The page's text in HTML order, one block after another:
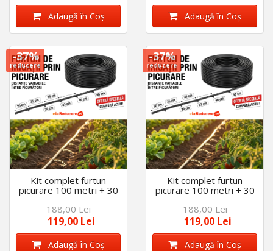
Adaugă în Coş Adaugă în Coş
-37%
reducere
Kit complet furtun
picurare 100 metri + 30
picuratori 20 cm,
diametru 16 mm
188,00 Lei
119,00 Lei
Adaugă în Coş
-37%
reducere
Kit complet furtun
picurare 100 metri + 30
picuratori 40 cm,
diametru 16 mm
188,00 Lei
119,00 Lei
Adaugă în Coş